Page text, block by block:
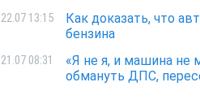
22.07 13:15
Как доказать, что
бензина
21.07 08:31
«Я не я, и машина не
обмануть ДПС,